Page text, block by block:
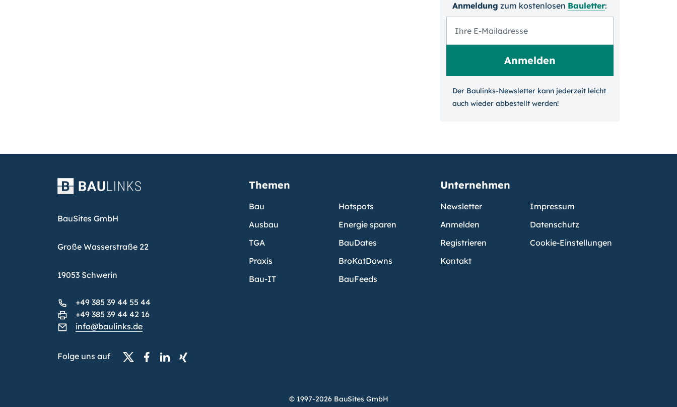
Anmeldung zum kosten­losen Bauletter:
Der Baulinks-Newsletter kann jeder­zeit leicht
auch wieder ab­bestellt werden!
BauSites GmbH
Große Wasserstraße 22
19053 Schwerin
+49 385 39 44 55 44
+49 385 39 44 42 16
info@baulinks.de
Folge uns auf
Themen
Bau
Ausbau
TGA
Praxis
Bau-IT
Hotspots
Energie sparen
BauDates
BroKatDowns
BauFeeds
Unternehmen
Newsletter
Anmelden
Registrieren
Kontakt
Impressum
Datenschutz
Cookie-Einstellungen
© 1997-2026 BauSites GmbH